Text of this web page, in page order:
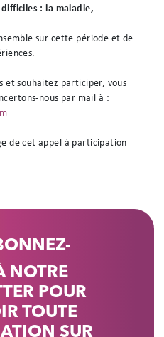
: la maladie,
sur cette période et de
et souhaitez participer, vous
nous par mail à :
de cet appel à participation
NOTRE
POUR
TOUTE
SUR